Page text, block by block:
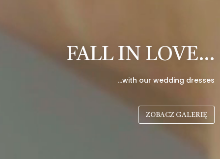
FALL IN LOVE…
…with our wedding dresses
ZOBACZ GALERIĘ